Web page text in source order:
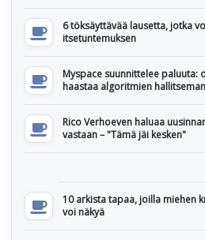
6 töksäyttävää lausetta, jotka
itsetuntemuksen
Myspace suunnittelee paluuta:
haastaa algoritmien
Rico Verhoeven haluaa
vastaan – "Tämä jäi kesken"
10 arkista tapaa, joilla miehen
voi näkyä